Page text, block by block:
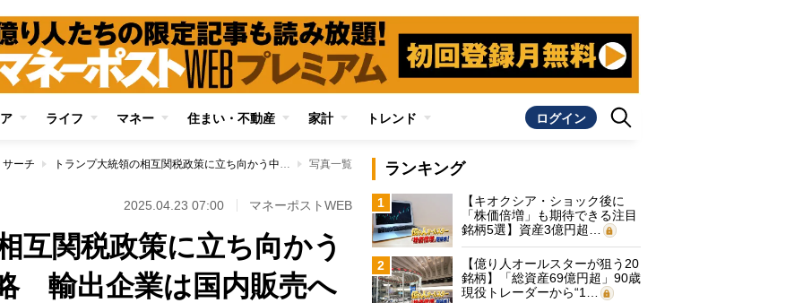
ライフ マネー 住まい・不動産 家計 トレンド ログイン
ーチ トランプ大統領の相互関税政策に立ち向かう中国企業の成長戦略 輸出企業は国内販売への転換に活路、米国向け製品を他国に振り向ける動きも 写真一覧
2025.04.23 07:00 マネーポストWEB
互関税政策に立ち向かう
輸出企業は国内販売へ
ランキング
1
【キオクシア・ショック後に
「株価倍増」も期待できる注目
銘柄5選】資産3億円超…
2
【億り人オールスターが狙う20
銘柄】「総資産69億円超」90歳
現役トレーダーから“1…